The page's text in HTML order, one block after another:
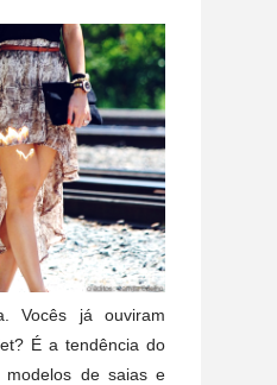
Vocês já ouviram
É a tendência do
modelos de saias e